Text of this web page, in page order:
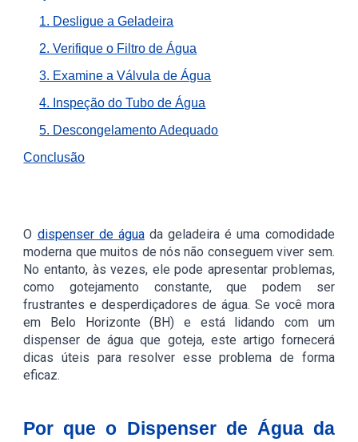
1. Desligue a Geladeira
2. Verifique o Filtro de Água
3. Examine a Válvula de Água
4. Inspeção do Tubo de Água
5. Descongelamento Adequado
Conclusão
O dispenser de águada geladeira é uma comodidade
moderna que muitos de nós não conseguem viver sem.
No entanto, às vezes, ele pode apresentar problemas,
como gotejamento constante, que podem ser
frustrantes e desperdiçadores de água. Se você mora
em Belo Horizonte (BH) e está lidando com um
dispenser de água que goteja, este artigo fornecerá
dicas úteis para resolver esse problema de forma
eficaz.
Por que o Dispenser de Água da